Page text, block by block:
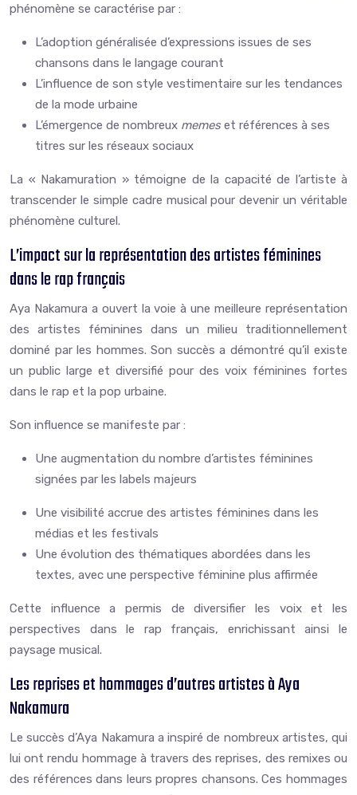
phénomène se caractérise par :
L’adoption généralisée d’expressions issues de ses
chansons dans le langage courant
L’influence de son style vestimentaire sur les tendances
de la mode urbaine
L’émergence de nombreux memeset références à ses
titres sur les réseaux sociaux
La « Nakamuration » témoigne de la capacité de l’artiste à
transcender le simple cadre musical pour devenir un véritable
phénomène culturel.
L’impact sur la représentation des artistes féminines
dans le rap français
Aya Nakamura a ouvert la voie à une meilleure représentation
des artistes féminines dans un milieu traditionnellement
dominé par les hommes. Son succès a démontré qu’il existe
un public large et diversifié pour des voix féminines fortes
dans le rap et la pop urbaine.
Son influence se manifeste par :
Une augmentation du nombre d’artistes féminines
signées par les labels majeurs
Une visibilité accrue des artistes féminines dans les
médias et les festivals
Une évolution des thématiques abordées dans les
textes, avec une perspective féminine plus affirmée
Cette influence a permis de diversifier les voix et les
perspectives dans le rap français, enrichissant ainsi le
paysage musical.
Les reprises et hommages d’autres artistes à Aya
Nakamura
Le succès d’Aya Nakamura a inspiré de nombreux artistes, qui
lui ont rendu hommage à travers des reprises, des remixes ou
des références dans leurs propres chansons. Ces hommages